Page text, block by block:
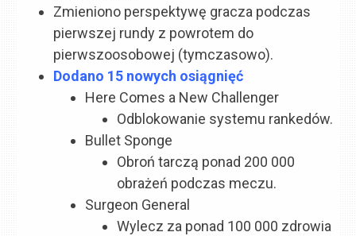
Zmieniono perspektywę gracza podczas
pierwszej rundy z powrotem do
pierwszoosobowej (tymczasowo).
Dodano 15 nowych osiągnięć
Here Comes a New Challenger
Odblokowanie systemu rankedów.
Bullet Sponge
Obroń tarczą ponad 200 000
obrażeń podczas meczu.
Surgeon General
Wylecz za ponad 100 000 zdrowia